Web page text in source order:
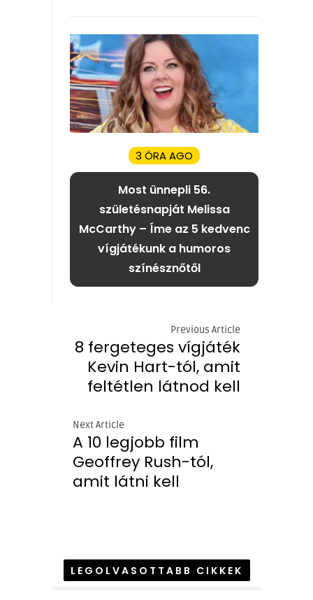
3 ÓRA AGO
Most ünnepli 56.
születésnapját Melissa
McCarthy – Íme az 5 kedvenc
vígjátékunk a humoros
színésznőtől
Previous Article
8 fergeteges vígjáték
Kevin Hart-tól, amit
feltétlen látnod kell
Next Article
A 10 legjobb film
Geoffrey Rush-tól,
amit látni kell
LEGOLVASOTTABB CIKKEK